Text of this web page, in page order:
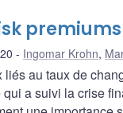
Ingomar Krohn,
au taux de
a suivi la crise